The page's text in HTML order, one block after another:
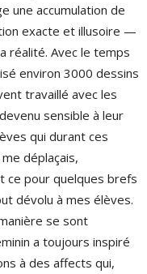
une accumulation de
exacte et illusoire —
réalité. Avec le temps
environ 3000 dessins
travaillé avec les
sensible à leur
qui durant ces
déplaçais,
ce pour quelques brefs
dévolu à mes élèves.
se sont
a toujours inspiré
à des affects qui,